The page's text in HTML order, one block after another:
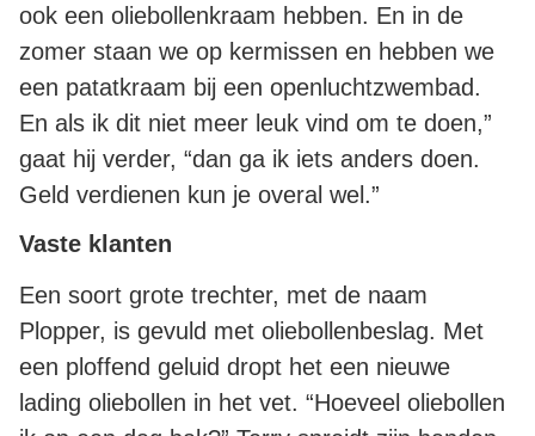
ook een oliebollenkraam hebben. En in de
zomer staan we op kermissen en hebben we
een patatkraam bij een openluchtzwembad.
En als ik dit niet meer leuk vind om te doen,”
gaat hij verder, “dan ga ik iets anders doen.
Geld verdienen kun je overal wel.”
Vaste klanten
Een soort grote trechter, met de naam
Plopper, is gevuld met oliebollenbeslag. Met
een ploffend geluid dropt het een nieuwe
lading oliebollen in het vet. “Hoeveel oliebollen